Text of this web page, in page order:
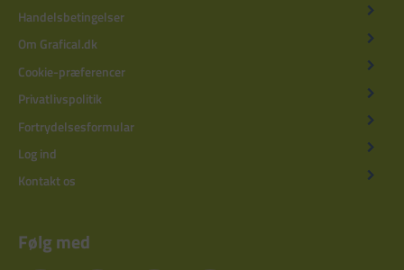
Handelsbetingelser
Om Grafical.dk
Cookie-præferencer
Privatlivspolitik
Fortrydelsesformular
Log ind
Kontakt os
Følg med